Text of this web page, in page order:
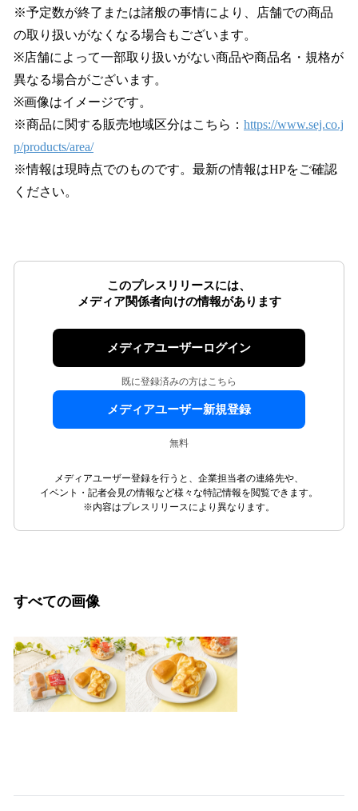
※予定数が終了または諸般の事情により、店舗での商品
の取り扱いがなくなる場合もございます。
※店舗によって一部取り扱いがない商品や商品名・規格が
異なる場合がございます。
※画像はイメージです。
※商品に関する販売地域区分はこちら： https://www.sej.co.j
p/products/area/
※情報は現時点でのものです。最新の情報はHPをご確認
ください。
このプレスリリースには、
メディア関係者向けの情報があります
メディアユーザーログイン
既に登録済みの方はこちら
メディアユーザー新規登録
無料
メディアユーザー登録を行うと、企業担当者の連絡先や、
イベント・記者会見の情報など様々な特記情報を閲覧できます。
※内容はプレスリリースにより異なります。
すべての画像